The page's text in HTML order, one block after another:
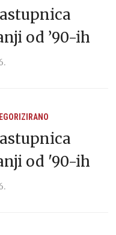
od ’90-ih
od '90-ih